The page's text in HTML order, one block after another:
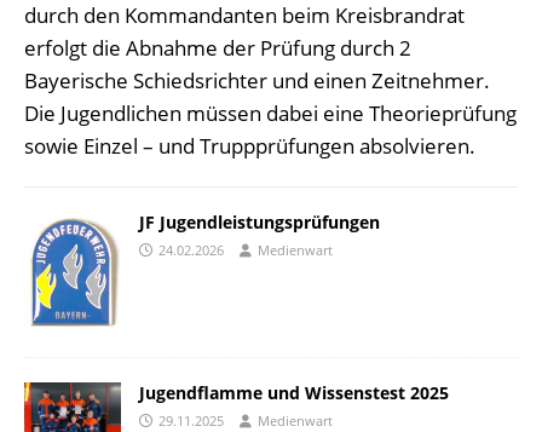
durch den Kommandanten beim Kreisbrandrat
erfolgt die Abnahme der Prüfung durch 2
Bayerische Schiedsrichter und einen Zeitnehmer.
Die Jugendlichen müssen dabei eine Theorieprüfung
sowie Einzel – und Truppprüfungen absolvieren.
JF Jugendleistungsprüfungen
24.02.2026 Medienwart
Jugendflamme und Wissenstest 2025
29.11.2025 Medienwart